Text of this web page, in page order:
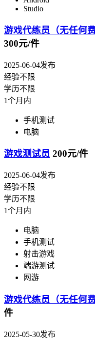
Studio
游戏代练员（无任何
300元/件
2025-06-04发布
经验不限
学历不限
1个月内
手机测试
电脑
游戏测试员 200元/件
2025-06-04发布
经验不限
学历不限
1个月内
电脑
手机测试
射击游戏
端游测试
网游
游戏代练员（无任何
件
2025-05-30发布